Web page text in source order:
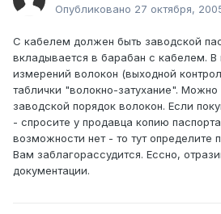
Опубликовано 27 октября,
С кабелем должен быть заводской
вкладывается в барабан с кабелем. В
измерений волокон (выходной
таблички "волокно-затухание". Можно
заводской порядок волокон. Если
- спросите у продавца копию
возможности нет - то тут определите
Вам заблагорассудится. Ессно,
документации.